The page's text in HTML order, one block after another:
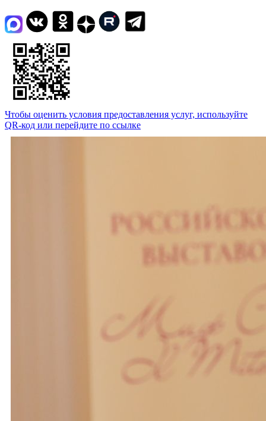
Чтобы оценить условия предоставления услуг, используйте
QR-код или перейдите по ссылке